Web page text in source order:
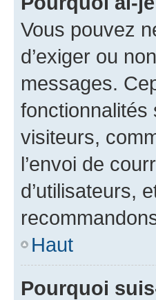
Vous pouvez
d’exiger ou
messages.
fonctionnalités
visiteurs,
l’envoi de
d’utilisateurs,
Haut
Pourquoi